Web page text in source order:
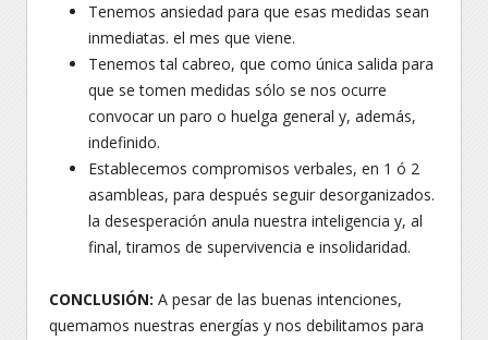
Tenemos ansiedad para que esas medidas sean
inmediatas. el mes que viene.
Tenemos tal cabreo, que como única salida para
que se tomen medidas sólo se nos ocurre
convocar un paro o huelga general y, además,
indefinido.
Establecemos compromisos verbales, en 1 ó 2
asambleas, para después seguir desorganizados.
la desesperación anula nuestra inteligencia y, al
final, tiramos de supervivencia e insolidaridad.
CONCLUSIÓN: A pesar de las buenas intenciones,
quemamos nuestras energías y nos debilitamos para